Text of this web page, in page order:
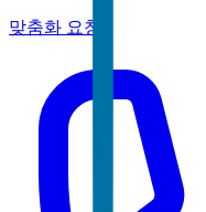
맞춤화 요청